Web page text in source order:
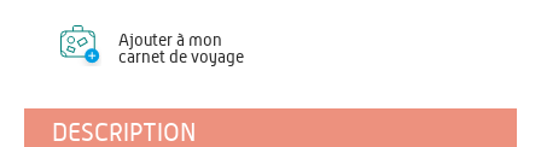
Ajouter à mon
carnet de voyage
DESCRIPTION